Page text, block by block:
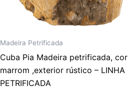
Madeira Petrificada
Cuba Pia Madeira petrificada, cor
marrom ,exterior rústico – LINHA
PETRIFICADA